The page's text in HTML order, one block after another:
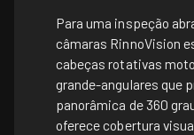
Para uma inspeção
câmaras RinnoVision
cabeças rotativas
grande-angulares que
panorâmica de 360
oferece cobertura